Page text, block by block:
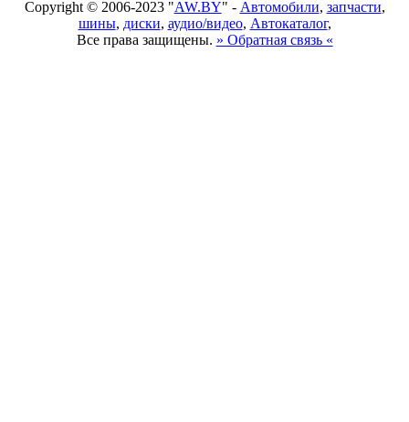
Copyright © 2006-2023 "AW.BY" - Автомобили, запчасти,
шины, диски, аудио/видео, Автокаталог,
Все права защищены. » Обратная связь «